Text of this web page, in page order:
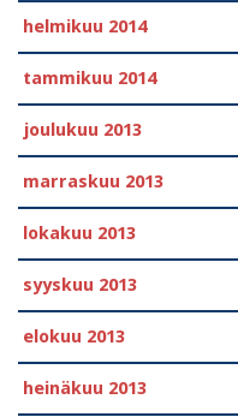
helmikuu 2014
tammikuu 2014
joulukuu 2013
marraskuu 2013
lokakuu 2013
syyskuu 2013
elokuu 2013
heinäkuu 2013